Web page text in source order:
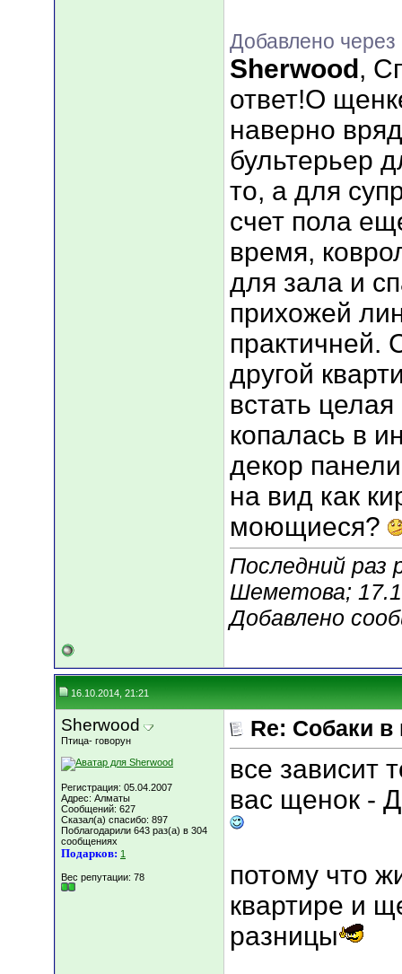
Добавлено
Sherwood ,
ответ!О
наверно
бультерьер
то, а для
счет пола
время,
для зала и
прихожей
практичней.
другой
встать
копалась в
декор
на вид как
моющиеся?
Последний раз
Шеметова;
Добавлено
16.10.2014, 21:21
Sherwood
Птица- говорун
Регистрация: 05.04.2007
Адрес: Алматы
Сообщений: 627
Сказал(а) спасибо: 897
Поблагодарили 643 раз(а) в 304
сообщениях
Подарков: 1
Вес репутации: 78
Re: Собаки в
все зависит
вас щенок -
потому что
квартире и
разницы